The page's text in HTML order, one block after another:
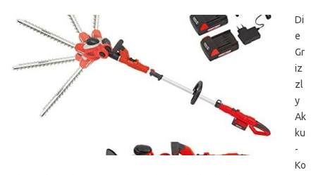
Di
e
Gr
iz
zl
y
Ak
ku
-
Ko